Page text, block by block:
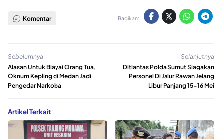
Komentar Bagikan:
Sebelumnya
Alasan Untuk Biayai Orang Tua,
Oknum Kepling di Medan Jadi
Pengedar Narkoba
Selanjutnya
Ditlantas Polda Sumut Siagakan
Personel Di Jalur Rawan Jelang
Libur Panjang 15-16 Mei
Artikel Terkait